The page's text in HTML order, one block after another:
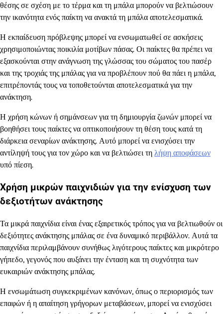
θέσης σε σχέση με το τέρμα και τη μπάλα μπορούν να βελτιώσουν
την ικανότητα ενός παίκτη να ανακτά τη μπάλα αποτελεσματικά.
Η εκπαίδευση πρόβλεψης μπορεί να ενσωματωθεί σε ασκήσεις
χρησιμοποιώντας ποικιλία μοτίβων πάσας. Οι παίκτες θα πρέπει να
εξασκούνται στην ανάγνωση της γλώσσας του σώματος του πασέρ
και της τροχιάς της μπάλας για να προβλέπουν πού θα πάει η μπάλα,
επιτρέποντάς τους να τοποθετούνται αποτελεσματικά για την
ανάκτηση.
Η χρήση κώνων ή σημάνσεων για τη δημιουργία ζωνών μπορεί να
βοηθήσει τους παίκτες να οπτικοποιήσουν τη θέση τους κατά τη
διάρκεια σεναρίων ανάκτησης. Αυτό μπορεί να ενισχύσει την
αντίληψή τους για τον χώρο και να βελτιώσει τη λήψη αποφάσεων
υπό πίεση.
Χρήση μικρών παιχνιδιών για την ενίσχυση των
δεξιοτήτων ανάκτησης
Τα μικρά παιχνίδια είναι ένας εξαιρετικός τρόπος για να βελτιωθούν οι
δεξιότητες ανάκτησης μπάλας σε ένα δυναμικό περιβάλλον. Αυτά τα
παιχνίδια περιλαμβάνουν συνήθως λιγότερους παίκτες και μικρότερο
γήπεδο, γεγονός που αυξάνει την ένταση και τη συχνότητα των
ευκαιριών ανάκτησης μπάλας.
Η ενσωμάτωση συγκεκριμένων κανόνων, όπως ο περιορισμός των
επαφών ή η απαίτηση γρήγορων μεταβάσεων, μπορεί να ενισχύσει